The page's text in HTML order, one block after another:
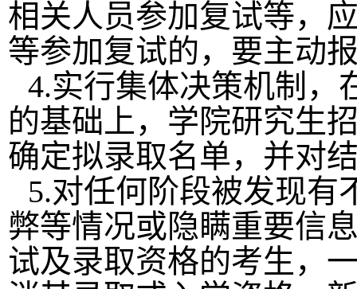
相关人员参加复试等，
等参加复试的，要主动
4.实行集体决策机制，
的基础上，学院研究生
确定拟录取名单，并对
5.对任何阶段被发现有
弊等情况或隐瞒重要信
试及录取资格的考生，